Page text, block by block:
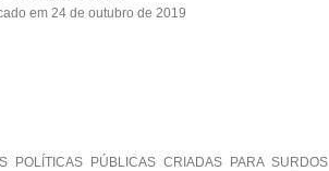
em 24 de outubro de 2019
POLÍTICAS PÚBLICAS CRIADAS PARA